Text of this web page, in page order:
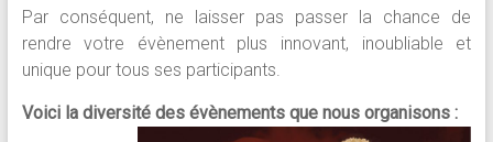
Par conséquent, ne laisser pas passer la chance de
rendre votre évènement plus innovant, inoubliable et
unique pour tous ses participants.
Voici la diversité des évènements que nous organisons :